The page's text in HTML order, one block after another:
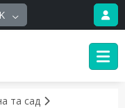
та сад